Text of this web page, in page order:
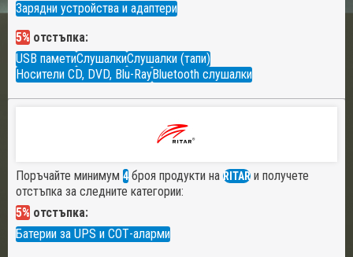
Зарядни устройства и адаптери
5% отстъпка:
USB паметиСлушалкиСлушалки (тапи)
Носители CD, DVD, Blu-RayBluetooth слушалки
Поръчайте минимум 4 броя продукти на RITAR и получете
отстъпка за следните категории:
5% отстъпка:
Батерии за UPS и СОТ-аларми